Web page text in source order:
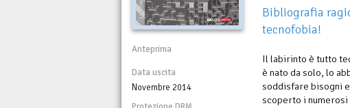
Anteprima
Data uscita
Novembre 2014
Bibliografia
tecnofobia!
Il labirinto è tutto
è nato da solo, lo
soddisfare bisogni
scoperto i